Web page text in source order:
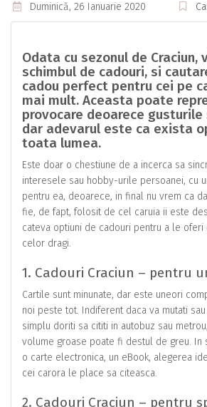
Duminică, 26 Ianuarie 2020
Odata cu sezonul de Craciun,
schimbul de cadouri, si
cadou perfect pentru cei pe
mai mult. Aceasta poate
provocare deoarece
dar adevarul este ca exista
toata lumea.
Este doar o chestiune de a incerca sa
interesele sau hobby-urile persoanei, cu
pentru ea, deoarece, in final nu vrem ca
fie, de fapt, folosit de cel caruia ii este
cateva optiuni de cadouri pentru a le oferi
celor dragi.
1. Cadouri Craciun – pentru
Cartile sunt minunate, dar este uneori
noi peste tot. Indiferent daca va mutati
simplu doriti sa cititi in autobuz sau
volume groase poate fi destul de greu. In
o carte electronica, un eBook, alegerea
cei carora le place sa citeasca.
2. Cadouri Craciun – pentru